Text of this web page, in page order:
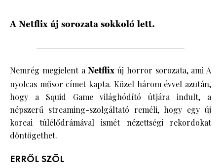
A Netflix új sorozata sokkoló lett.
Nemrég megjelent aNetflix új horror sorozata, ami A
nyolcas műsor címet kapta. Közel három évvel azután,
hogy a Squid Game világhódító útjára indult, a
népszerű streaming-szolgáltató reméli, hogy egy új
koreai túlélődrámával ismét nézettségi rekordokat
döntögethet.
ERRŐL SZÓL